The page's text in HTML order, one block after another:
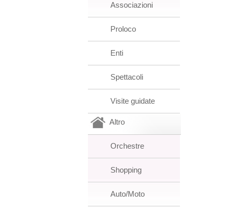
Associazioni
Proloco
Enti
Spettacoli
Visite guidate
Altro
Orchestre
Shopping
Auto/Moto